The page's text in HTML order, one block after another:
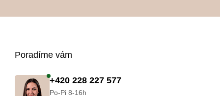
Poradíme vám
+420 228 227 577
Po-Pi 8-16h